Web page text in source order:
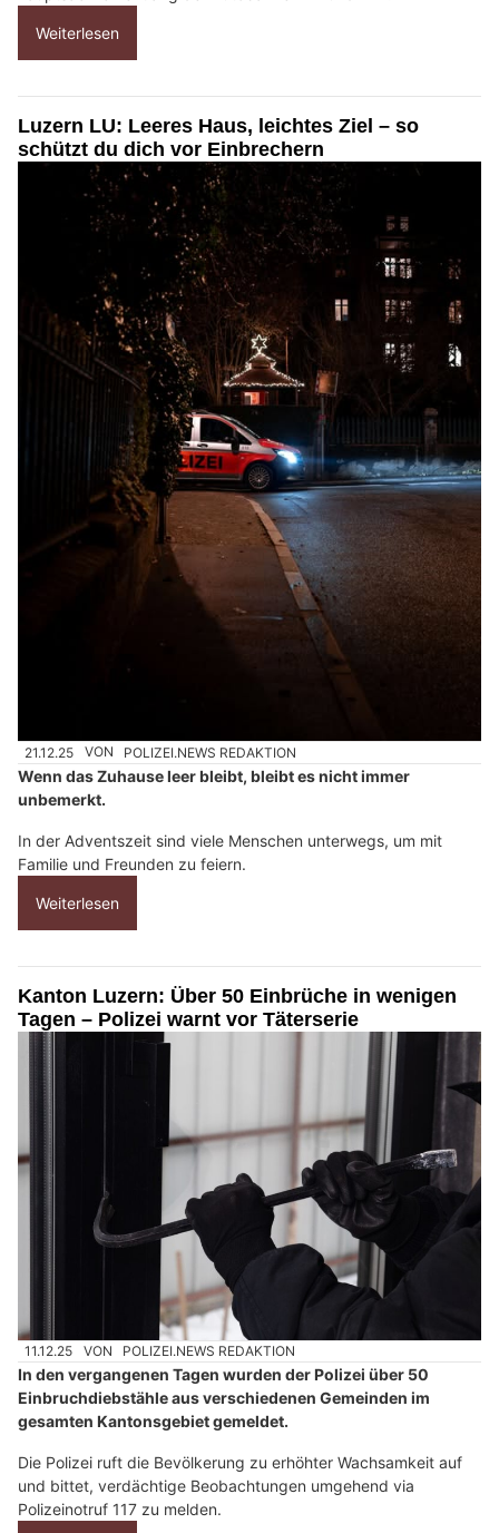
Weiterlesen
Luzern LU: Leeres Haus, leichtes Ziel – so
schützt du dich vor Einbrechern
21.12.25 VON POLIZEI.NEWS REDAKTION
Wenn das Zuhause leer bleibt, bleibt es nicht immer
unbemerkt.
In der Adventszeit sind viele Menschen unterwegs, um mit
Familie und Freunden zu feiern.
Weiterlesen
Kanton Luzern: Über 50 Einbrüche in wenigen
Tagen – Polizei warnt vor Täterserie
11.12.25 VON POLIZEI.NEWS REDAKTION
In den vergangenen Tagen wurden der Polizei über 50
Einbruchdiebstähle aus verschiedenen Gemeinden im
gesamten Kantonsgebiet gemeldet.
Die Polizei ruft die Bevölkerung zu erhöhter Wachsamkeit auf
und bittet, verdächtige Beobachtungen umgehend via
Polizeinotruf 117 zu melden.